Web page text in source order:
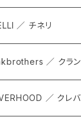
ACCESORRIES
／ チネリ
／ クラン
／ クレバ